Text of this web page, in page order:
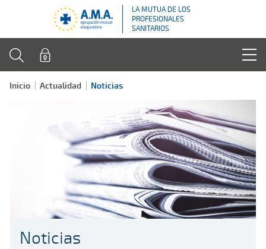
LA MUTUA DE LOS
PROFESIONALES
SANITARIOS
Inicio Actualidad Noticias
Noticias